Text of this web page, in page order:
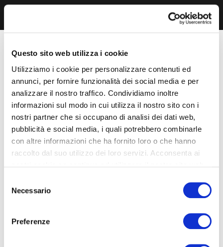
Questo sito web utilizza i cookie
Utilizziamo i cookie per personalizzare contenuti ed
annunci, per fornire funzionalità dei social media e per
analizzare il nostro traffico. Condividiamo inoltre
informazioni sul modo in cui utilizza il nostro sito con i
nostri partner che si occupano di analisi dei dati web,
pubblicità e social media, i quali potrebbero combinarle
con altre informazioni che ha fornito loro o che hanno
raccolto dal suo utilizzo dei loro servizi. Acconsenta ai
delNecessario
Preferenze